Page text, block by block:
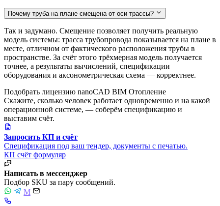
Почему труба на плане смещена от оси трассы?
Так и задумано. Смещение позволяет получить реальную
модель системы: трасса трубопровода показывается на плане в
месте, отличном от фактического расположения трубы в
пространстве. За счёт этого трёхмерная модель получается
точнее, а результаты вычислений, спецификации
оборудования и аксонометрическая схема — корректнее.
Подобрать лицензию nanoCAD BIM Отопление
Скажите, сколько человек работает одновременно и на какой
операционной системе, — соберём спецификацию и
выставим счёт.
Запросить КП и счёт
Спецификация под ваш тендер, документы с печатью.
КП счёт формуляр
Написать в мессенджер
Подбор SKU за пару сообщений.
M